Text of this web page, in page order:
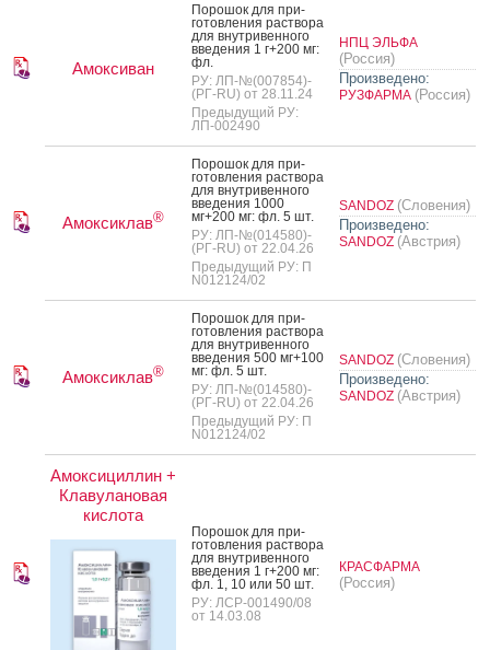
Амоксиван
По­рошок для при­
готов­ле­ния рас­тво­ра
для внут­ри­вен­но­го
вве­дения 1 г+200 мг:
фл.
РУ: ЛП-№(007854)-
(РГ-RU) от 28.11.24
Предыдущий РУ:
ЛП-002490
НПЦ ЭЛЬФА
(Россия)
Произведено:
РУЗФАРМА (Россия)
Амоксиклав®
По­рошок для при­
готов­ле­ния рас­тво­ра
для внут­ри­вен­но­го
вве­дения 1000
мг+200 мг: фл. 5 шт.
РУ: ЛП-№(014580)-
(РГ-RU) от 22.04.26
Предыдущий РУ: П
N012124/02
SANDOZ (Словения)
Произведено:
SANDOZ (Австрия)
Амоксиклав®
По­рошок для при­
готов­ле­ния рас­тво­ра
для внут­ри­вен­но­го
вве­дения 500 мг+100
мг: фл. 5 шт.
РУ: ЛП-№(014580)-
(РГ-RU) от 22.04.26
Предыдущий РУ: П
N012124/02
SANDOZ (Словения)
Произведено:
SANDOZ (Австрия)
Амоксициллин +
Клавулановая
кислота
По­рошок для при­
готов­ле­ния рас­тво­ра
для внут­ри­вен­но­го
вве­дения 1 г+200 мг:
фл. 1, 10 или 50 шт.
РУ: ЛСР-001490/08
от 14.03.08
КРАСФАРМА
(Россия)